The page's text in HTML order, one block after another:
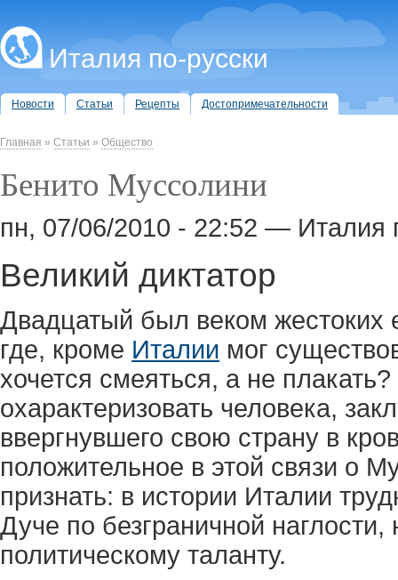
Италия по-русски
Новости Статьи Рецепты Достопримечательности
Главная » Статьи » Общество
Бенито Муссолини
пн, 07/06/2010 - 22:52 — Италия
Великий диктатор
Двадцатый был веком жестоких
где, кроме Италии мог
хочется смеяться, а не
охарактеризовать человека,
ввергнувшего свою страну в
положительное в этой связи о
признать: в истории Италии
Дуче по безграничной
политическому таланту.